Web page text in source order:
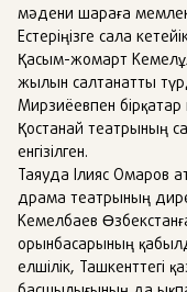
мәдени шараға
Естеріңізге сала
Қасым-жомарт
жылын салтанатты
Мирзиёевпен бірқатар
Қостанай театрының
енгізілген.
Таяуда Ілияс Омаров
драма театрының
Кемелбаев
орынбасарының
елшілік, Ташкенттегі